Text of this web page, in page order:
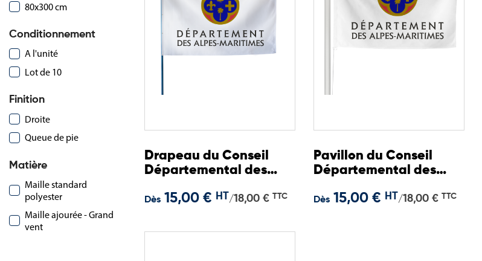
80x300 cm
Conditionnement
A l'unité
Lot de 10
Finition
Droite
Queue de pie
Matière
Maille standard
polyester
Maille ajourée - Grand
vent
Drapeau du Conseil
Départemental des
Dès 15,00 € HT/18,00 € TTC
Pavillon du Conseil
Départemental des
Dès 15,00 € HT/18,00 € TTC